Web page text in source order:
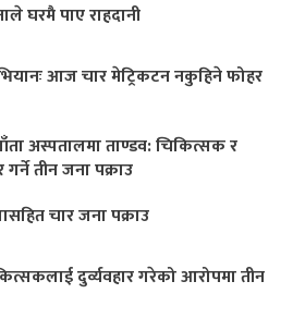
घरमै पाए राहदानी
आज चार मेट्रिकटन नकुहिने फोहर
अस्पतालमा ताण्डव: चिकित्सक र
गर्ने तीन जना पक्राउ
चार जना पक्राउ
दुर्व्यवहार गरेको आरोपमा तीन